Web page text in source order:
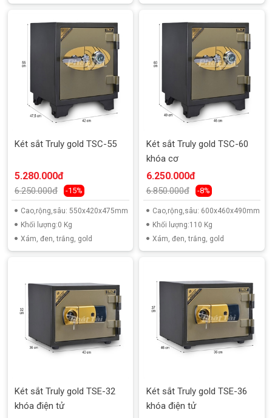
Két sắt Truly gold TSC-55
5.280.000đ
6.250.000đ -15%
Cao,rộng,sâu: 550x420x475mm
Khối lượng:0 Kg
Xám, đen, trắng, gold
Két sắt Truly gold TSC-60
khóa cơ
6.250.000đ
6.850.000đ -8%
Cao,rộng,sâu: 600x460x490mm
Khối lượng:110 Kg
Xám, đen, trắng, gold
Két sắt Truly gold TSE-32
khóa điện tử
Két sắt Truly gold TSE-36
khóa điện tử